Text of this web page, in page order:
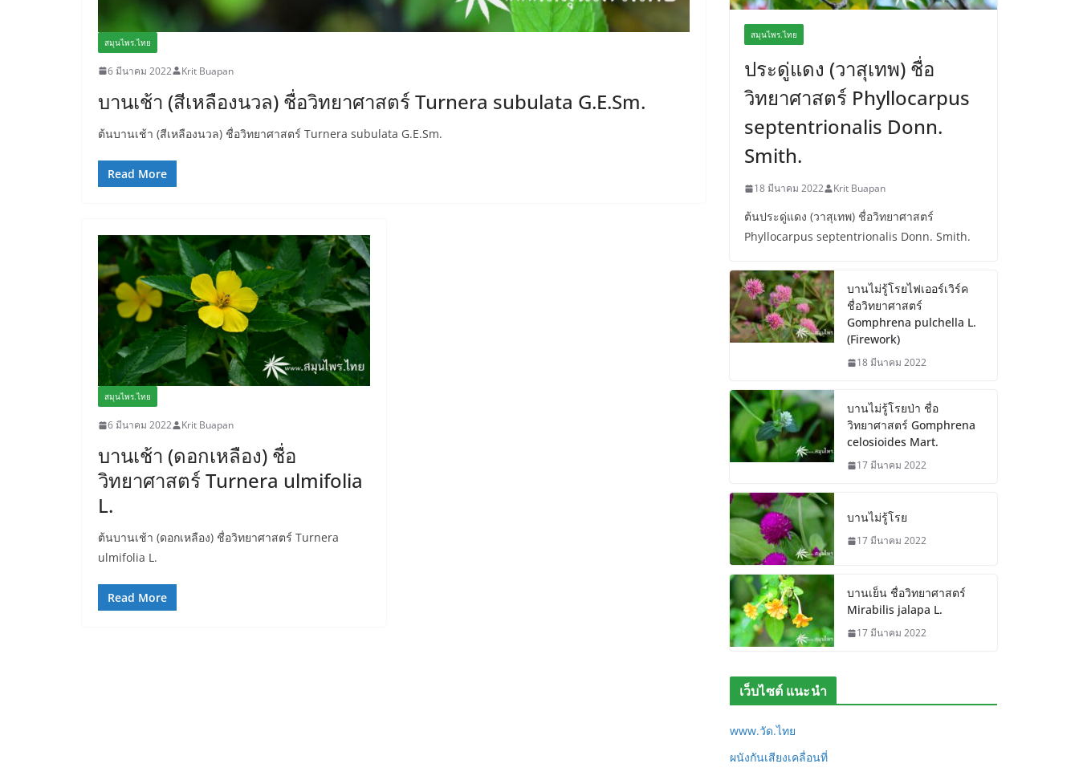
สมุนไพร.ไทย
6 มีนาคม 2022 Krit Buapan
บานเช้า (สีเหลืองนวล) ชื่อวิทยาศาสตร์ Turnera subulata G.E.Sm.
ต้นบานเช้า (สีเหลืองนวล) ชื่อวิทยาศาสตร์ Turnera subulata G.E.Sm.
Read More
สมุนไพร.ไทย
6 มีนาคม 2022 Krit Buapan
บานเช้า (ดอกเหลือง) ชื่อ
วิทยาศาสตร์ Turnera ulmifolia
L.
ต้นบานเช้า (ดอกเหลือง) ชื่อวิทยาศาสตร์ Turnera
ulmifolia L.
Read More
สมุนไพร.ไทย
ประดู่แดง (วาสุเทพ) ชื่อ
วิทยาศาสตร์ Phyllocarpus
septentrionalis Donn.
Smith.
18 มีนาคม 2022 Krit Buapan
ต้นประดู่แดง (วาสุเทพ) ชื่อวิทยาศาสตร์
Phyllocarpus septentrionalis Donn. Smith.
บานไม่รู้โรยไฟเออร์เวิร์ค
ชื่อวิทยาศาสตร์
Gomphrena pulchella L.
(Firework)
18 มีนาคม 2022
บานไม่รู้โรยป่า ชื่อ
วิทยาศาสตร์ Gomphrena
celosioides Mart.
17 มีนาคม 2022
บานไม่รู้โรย
17 มีนาคม 2022
บานเย็น ชื่อวิทยาศาสตร์
Mirabilis jalapa L.
17 มีนาคม 2022
เว็บไซต์ แนะนำ
www.วัด.ไทย
ผนังกันเสียงเคลื่อนที่